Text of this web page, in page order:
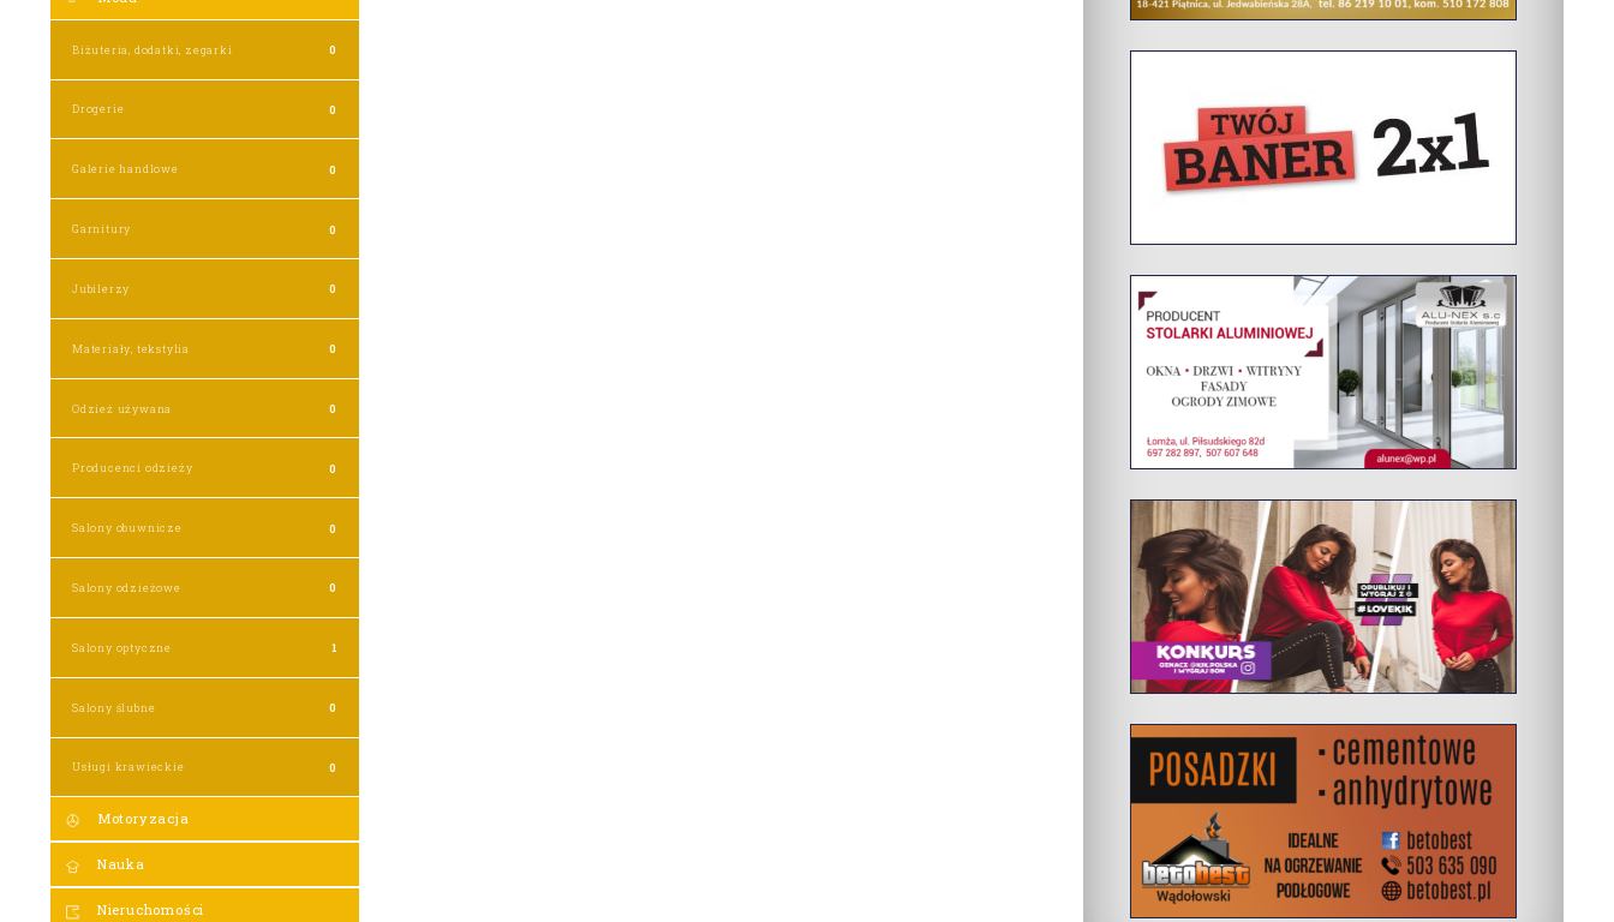
Biżuteria, dodatki, zegarki 0
Drogerie 0
Galerie handlowe 0
Garnitury 0
Jubilerzy 0
Materiały, tekstylia 0
Odzież używana 0
Producenci odzieży 0
Salony obuwnicze 0
Salony odzieżowe 0
Salony optyczne 1
Salony ślubne 0
Usługi krawieckie 0
Motoryzacja
Nauka
Nieruchomości